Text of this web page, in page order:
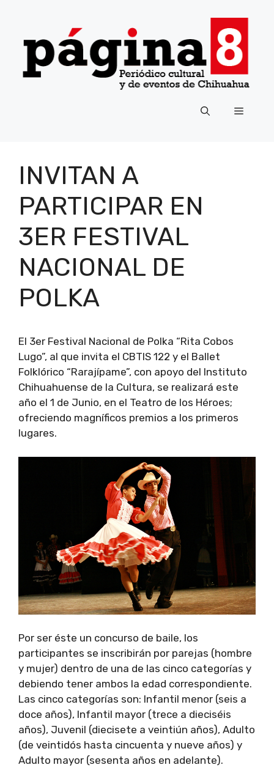
contenido
Menú
INVITAN A
PARTICIPAR EN
3ER FESTIVAL
NACIONAL DE
POLKA
El 3er Festival Nacional de Polka “Rita Cobos
Lugo”, al que invita el CBTIS 122 y el Ballet
Folklórico “Rarajípame”, con apoyo del Instituto
Chihuahuense de la Cultura, se realizará este
año el 1 de Junio, en el Teatro de los Héroes;
ofreciendo magníficos premios a los primeros
lugares.
Por ser éste un concurso de baile, los
participantes se inscribirán por parejas (hombre
y mujer) dentro de una de las cinco categorías y
debiendo tener ambos la edad correspondiente.
Las cinco categorías son: Infantil menor (seis a
doce años), Infantil mayor (trece a dieciséis
años), Juvenil (diecisete a veintiún años), Adulto
(de veintidós hasta cincuenta y nueve años) y
Adulto mayor (sesenta años en adelante).